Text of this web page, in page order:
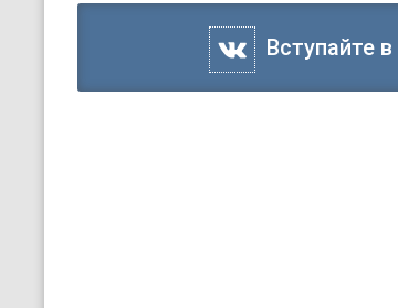
Вступайте в